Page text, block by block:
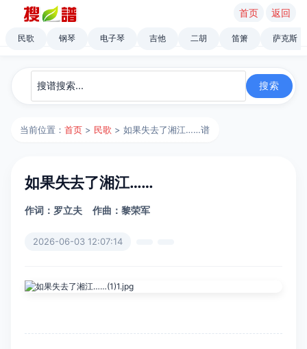
首页 返回
民歌 钢琴 电子琴 吉他 二胡 笛箫 萨克斯
当前位置：首页 > 民歌 > 如果失去了湘江……谱
如果失去了湘江……
作词：罗立夫 作曲：黎荣军
2026-06-03 12:07:14